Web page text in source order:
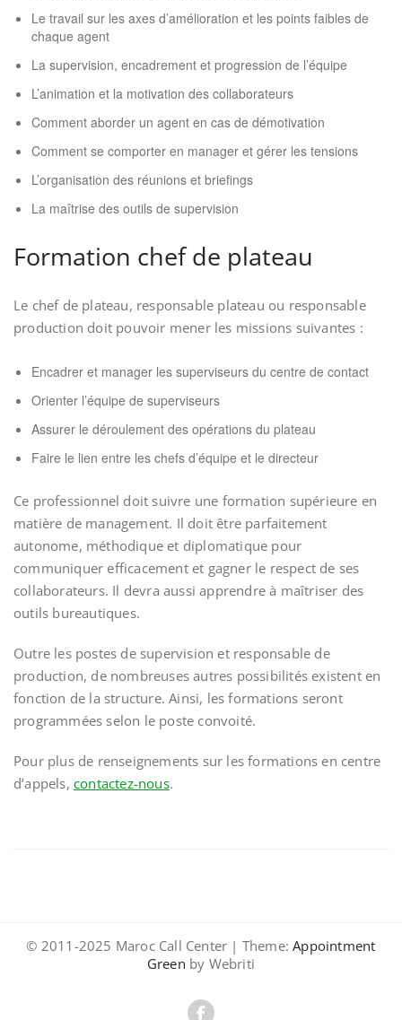
Le travail sur les axes d’amélioration et les points faibles de
chaque agent
La supervision, encadrement et progression de l’équipe
L’animation et la motivation des collaborateurs
Comment aborder un agent en cas de démotivation
Comment se comporter en manager et gérer les tensions
L’organisation des réunions et briefings
La maîtrise des outils de supervision
Formation chef de plateau
Le chef de plateau, responsable plateau ou responsable
production doit pouvoir mener les missions suivantes :
Encadrer et manager les superviseurs du centre de contact
Orienter l’équipe de superviseurs
Assurer le déroulement des opérations du plateau
Faire le lien entre les chefs d’équipe et le directeur
Ce professionnel doit suivre une formation supérieure en
matière de management. Il doit être parfaitement
autonome, méthodique et diplomatique pour
communiquer efficacement et gagner le respect de ses
collaborateurs. Il devra aussi apprendre à maîtriser des
outils bureautiques.
Outre les postes de supervision et responsable de
production, de nombreuses autres possibilités existent en
fonction de la structure. Ainsi, les formations seront
programmées selon le poste convoité.
Pour plus de renseignements sur les formations en centre
d’appels, contactez-nous.
© 2011-2025 Maroc Call Center | Theme: Appointment
Green by Webriti